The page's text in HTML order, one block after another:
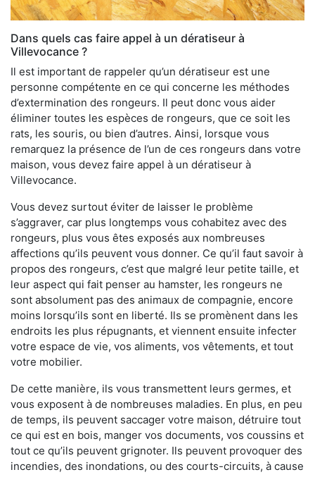
Dans quels cas faire appel à un dératiseur à
Villevocance ?
Il est important de rappeler qu’un dératiseur est une
personne compétente en ce qui concerne les méthodes
d’extermination des rongeurs. Il peut donc vous aider
éliminer toutes les espèces de rongeurs, que ce soit les
rats, les souris, ou bien d’autres. Ainsi, lorsque vous
remarquez la présence de l’un de ces rongeurs dans votre
maison, vous devez faire appel à un dératiseur à
Villevocance.
Vous devez surtout éviter de laisser le problème
s’aggraver, car plus longtemps vous cohabitez avec des
rongeurs, plus vous êtes exposés aux nombreuses
affections qu’ils peuvent vous donner. Ce qu’il faut savoir à
propos des rongeurs, c’est que malgré leur petite taille, et
leur aspect qui fait penser au hamster, les rongeurs ne
sont absolument pas des animaux de compagnie, encore
moins lorsqu’ils sont en liberté. Ils se promènent dans les
endroits les plus répugnants, et viennent ensuite infecter
votre espace de vie, vos aliments, vos vêtements, et tout
votre mobilier.
De cette manière, ils vous transmettent leurs germes, et
vous exposent à de nombreuses maladies. En plus, en peu
de temps, ils peuvent saccager votre maison, détruire tout
ce qui est en bois, manger vos documents, vos coussins et
tout ce qu’ils peuvent grignoter. Ils peuvent provoquer des
incendies, des inondations, ou des courts-circuits, à cause